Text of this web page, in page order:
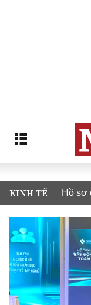
KINH TẾ Hồ sơ